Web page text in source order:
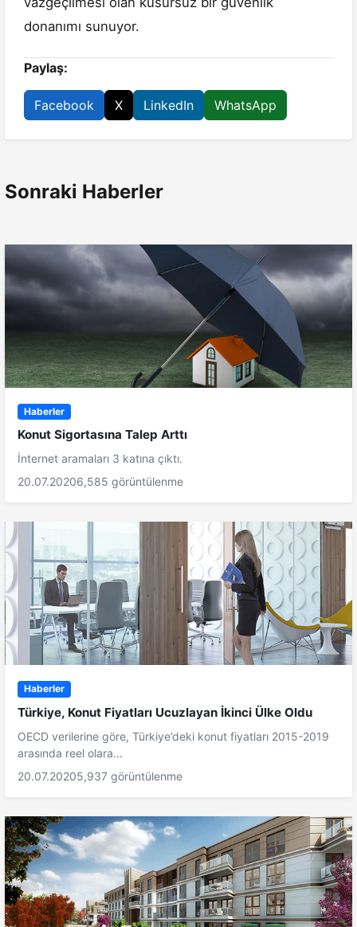
donanımı sunuyor.
Paylaş:
Facebook X LinkedIn WhatsApp
Sonraki Haberler
Haberler
Konut Sigortasına Talep Arttı
İnternet aramaları 3 katına çıktı.
20.07.20206,585 görüntülenme
Haberler
Türkiye, Konut Fiyatları Ucuzlayan İkinci Ülke Oldu
OECD verilerine göre, Türkiye’deki konut fiyatları 2015-2019
arasında reel olara...
20.07.20205,937 görüntülenme